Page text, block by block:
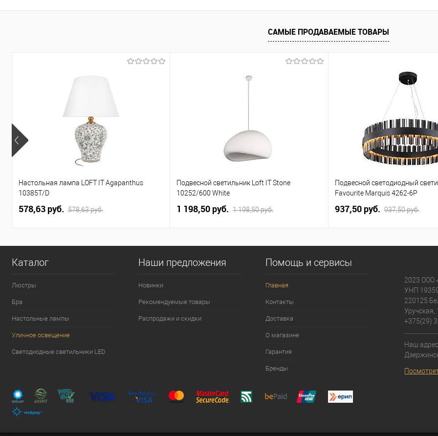
САМЫЕ ПРОДАВАЕМЫЕ ТОВАРЫ
Настольная лампа LOFT IT Agapanthus
10385T/D
578,63 pуб. 578,63 pуб.
Подвесной светильник Loft IT Stone
10252/600 White
1 198,50 pуб. 1 198,50 pуб.
Подвесной светодиодный
Favourite Marquis 4262-6P
937,50 pуб. 937,50 pуб.
Каталог
Люстры
Бра
Настольные лампы
Уличное освещение
Светодиодные светильники LED
Наши предложения
Новинки
Рекомендуемые товары
Распродажи и скидки
Помощь и сервисы
Главная
Контакты
Доставка
О магазине
Гарантия
Бренды
2023 ООО
УНП
220125
Уручская,
+375(29)
Наш